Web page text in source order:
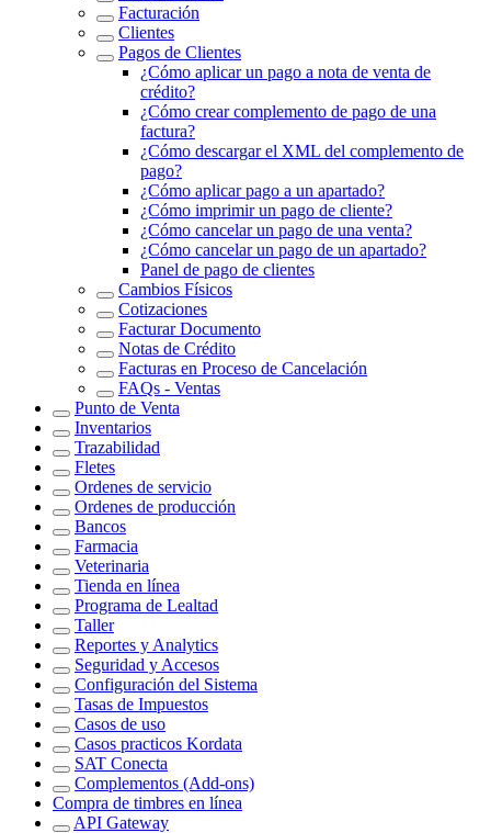
Facturación
Clientes
Pagos de Clientes
¿Cómo aplicar un pago a nota de venta de
crédito?
¿Cómo crear complemento de pago de una
factura?
¿Cómo descargar el XML del complemento de
pago?
¿Cómo aplicar pago a un apartado?
¿Cómo imprimir un pago de cliente?
¿Cómo cancelar un pago de una venta?
¿Cómo cancelar un pago de un apartado?
Panel de pago de clientes
Cambios Físicos
Cotizaciones
Facturar Documento
Notas de Crédito
Facturas en Proceso de Cancelación
FAQs - Ventas
Punto de Venta
Inventarios
Trazabilidad
Fletes
Ordenes de servicio
Ordenes de producción
Bancos
Farmacia
Veterinaria
Tienda en línea
Programa de Lealtad
Taller
Reportes y Analytics
Seguridad y Accesos
Configuración del Sistema
Tasas de Impuestos
Casos de uso
Casos practicos Kordata
SAT Conecta
Complementos (Add-ons)
Compra de timbres en línea
API Gateway